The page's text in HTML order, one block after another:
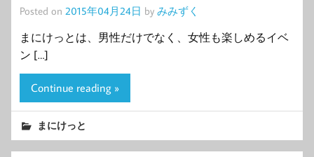
Posted on 2015年04月24日 by みみずく
まにけっとは、男性だけでなく、女性も楽しめるイベ
ン […]
Continue reading »
まにけっと